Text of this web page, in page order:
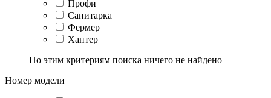
Профи
Санитарка
Фермер
Хантер
По этим критериям поиска ничего не найдено
Номер модели